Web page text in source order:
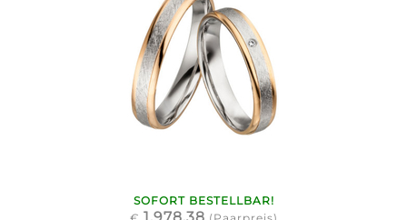
SOFORT BESTELLBAR!